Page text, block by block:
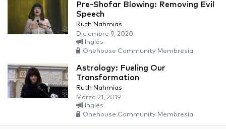
Pre-Shofar Blowing: Removing Evil
Speech
Ruth Nahmias
Diciembre 9, 2020
Inglés
Onehouse Community Membresía
Astrology: Fueling Our
Transformation
Ruth Nahmias
Marzo 21, 2019
Inglés
Onehouse Community Membresía